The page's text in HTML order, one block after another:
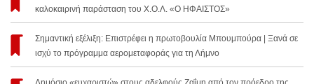
καλοκαιρινή παράσταση του Χ.Ο.Λ. «Ο ΗΦΑΙΣΤΟΣ»
Σημαντική εξέλιξη: Επιστρέφει η πρωτοβουλία Μπουμπούρα | Ξανά σε
ισχύ το πρόγραμμα αερομεταφοράς για τη Λήμνο